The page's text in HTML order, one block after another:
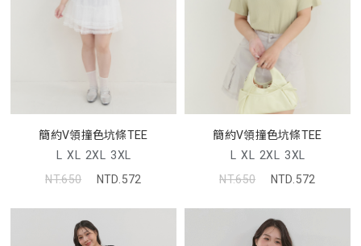
簡約V領撞色坑條TEE
L XL 2XL 3XL
NT.650
NTD.572
簡約V領撞色坑條TEE
L XL 2XL 3XL
NT.650
NTD.572